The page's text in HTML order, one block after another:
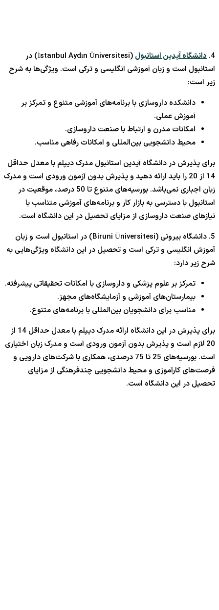
4. دانشگاه آیدین استانبول
(İstanbul Aydın Üniversitesi) در
استانبول است و زبان آموزشی انگلیسی و ترکی است. ویژگی‌ها به شرح
زیر است:
دانشکده داروسازی با برنامه‌های آموزشی متنوع و تمرکز بر
آموزش عملی.
امکانات مدرن و ارتباط با صنعت داروسازی.
محیط دانشجویی بین‌المللی و امکانات رفاهی مناسب.
برای پذیرش در دانشگاه آیدین استانبول مدرک دیپلم با معدل حداقل
14 از 20 را باید ارائه دهید و پذیرش بدون آزمون ورودی است و مدرک
زبان اجباری نمی‌باشد. بورسیه‌های متنوع تا 50 درصد، موقعیت در
استانبول با دسترسی به بازار کار و برنامه‌های آموزشی متناسب با
نیازهای صنعت داروسازی از مزایای تحصیل در این دانشگاه است.
5. دانشگاه بیرونی (Biruni Üniversitesi) در استانبول است و زبان
آموزش انگلیسی و ترکی است و تحصیل در این دانشگاه ویژگی‌هایی به
شرح زیر دارد:
تمرکز بر علوم پزشکی و داروسازی با امکانات تحقیقاتی پیشرفته.
بیمارستان‌های آموزشی و آزمایشگاه‌های مجهز.
مناسب برای دانشجویان بین‌المللی با برنامه‌های متنوع.
برای پذیرش در این دانشگاه ارائه مدرک دیپلم با معدل حداقل 14 از
20 لازم است و پذیرش بدون آزمون ورودی است و مدرک زبان اختیاری
است. بورسیه‌های 25 تا 75 درصدی، همکاری با شرکت‌های دارویی و
فرصت‌های کارآموزی و محیط دانشجویی چندفرهنگی از مزایای
تحصیل در این دانشگاه است.